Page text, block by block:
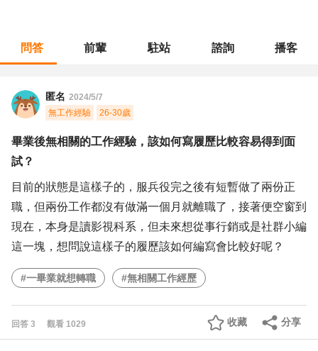
問答 前輩 駐站 諮詢 播客
匿名 2024/5/7
無工作經驗
26-30歲
畢業後無相關的工作經驗，該如何寫履歷比較容易得到面
試？
目前的狀態是這樣子的，服兵役完之後有短暫做了兩份正
職，但兩份工作都沒有做滿一個月就離職了，接著便空窗到
現在，本身是讀影視科系，但未來想從事行銷或是社群小編
這一塊，想問說這樣子的履歷該如何編寫會比較好呢？
#一畢業就想轉職 #無相關工作經歷
回答 3 觀看 1029 分享
收藏